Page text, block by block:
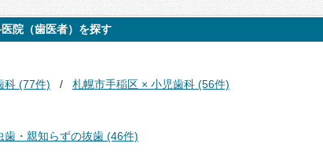
院（歯医者）を探す
科 (77件)
札幌市手稲区 × 小児歯科 (56件)
歯・親知らずの抜歯 (46件)